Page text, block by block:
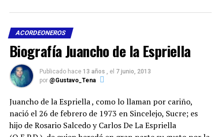
colegio Ateneo del
retira y culmina
bachillerato en el
Colegio Gimnasio
del Cesar.
ACORDEONEROS
Biografía Juancho de la Espriella
Publicado hace 13 años , el 7 junio, 2013
por @Gustavo_Tena
Juancho de la Espriella , como lo llaman por cariño,
nació el 26 de febrero de 1973 en Sincelejo, Sucre; es
hijo de Rosario Salcedo y Carlos De La Espriella